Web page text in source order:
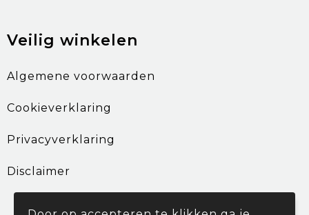
Veilig winkelen
Algemene voorwaarden
Cookieverklaring
Privacyverklaring
Disclaimer